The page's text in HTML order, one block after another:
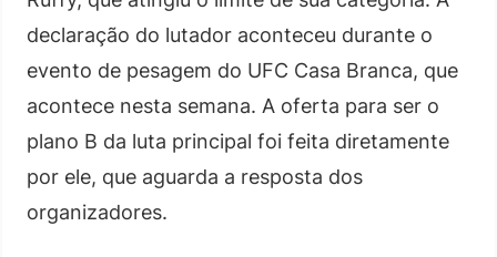
declaração do lutador aconteceu durante o
evento de pesagem do UFC Casa Branca, que
acontece nesta semana. A oferta para ser o
plano B da luta principal foi feita diretamente
por ele, que aguarda a resposta dos
organizadores.